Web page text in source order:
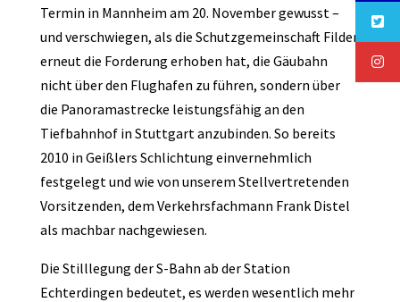
Termin in Mannheim am 20. November gewusst –
und verschwiegen, als die Schutzgemeinschaft Filder
erneut die Forderung erhoben hat, die Gäubahn
nicht über den Flughafen zu führen, sondern über
die Panoramastrecke leistungsfähig an den
Tiefbahnhof in Stuttgart anzubinden. So bereits
2010 in Geißlers Schlichtung einvernehmlich
festgelegt und wie von unserem Stellvertretenden
Vorsitzenden, dem Verkehrsfachmann Frank Distel
als machbar nachgewiesen.
Die Stilllegung der S-Bahn ab der Station
Echterdingen bedeutet, es werden wesentlich mehr